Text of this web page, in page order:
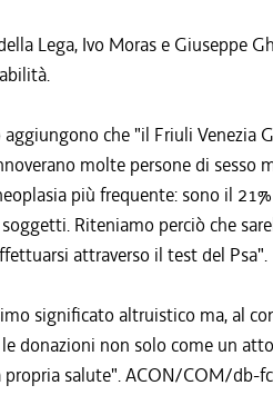
Lega, Ivo Moras e Giuseppe
che "il Friuli Venezia
molte persone di sesso
più frequente: sono il
Riteniamo perciò che
attraverso il test del Psa".
significato altruistico ma, al
donazioni non solo come un
salute". ACON/COM/db-fc